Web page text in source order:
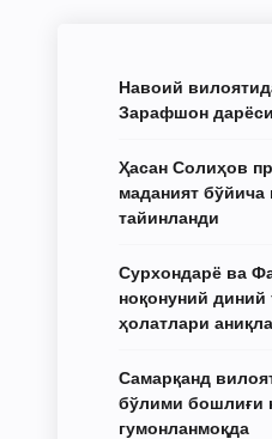
Навоий
Зарафшон
Ҳасан Солиҳов
маданият бўйича
тайинланди
Сурхондарё ва
ноқонуний
ҳолатлари
Самарқанд
бўлими бошлиғи
гумонланмоқда